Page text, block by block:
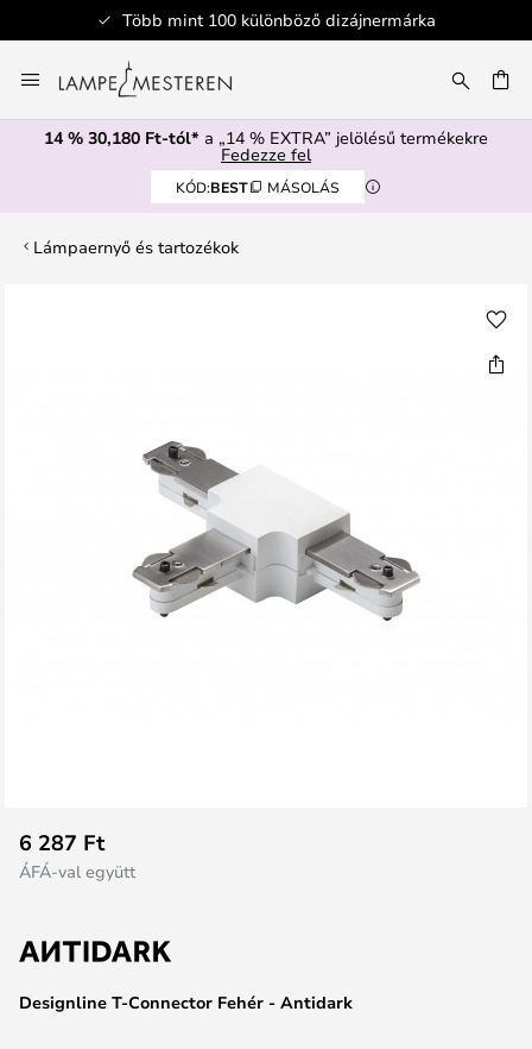
Több mint 100 különböző dizájnermárka
a
tartalomhoz
14 % 30,180 Ft-tól* a „14 % EXTRA” jelölésű termékekre
Fedezze fel
KÓD:BEST MÁSOLÁS
Lámpaernyő és tartozékok
képgaléria
Designline T-Connector Fehér - Antidark
6 287 Ft
ÁFÁ-val együtt